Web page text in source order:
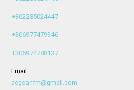
+302285024447
+306977479946
+306974788137
Email :
aegeanfm@gmail.com